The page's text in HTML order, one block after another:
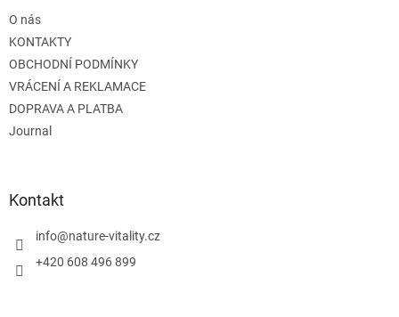
O nás
KONTAKTY
OBCHODNÍ PODMÍNKY
VRÁCENÍ A REKLAMACE
DOPRAVA A PLATBA
Journal
Kontakt
info@nature-vitality.cz
+420 608 496 899